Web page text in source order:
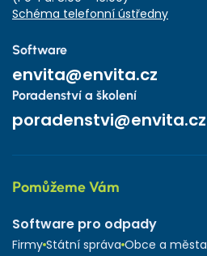
Schéma telefonní ústředny
Software
envita@envita.cz
Poradenství a školení
poradenstvi@envita.cz
Pomůžeme Vám
Software pro odpady
Firmy Státní správa Obce a města